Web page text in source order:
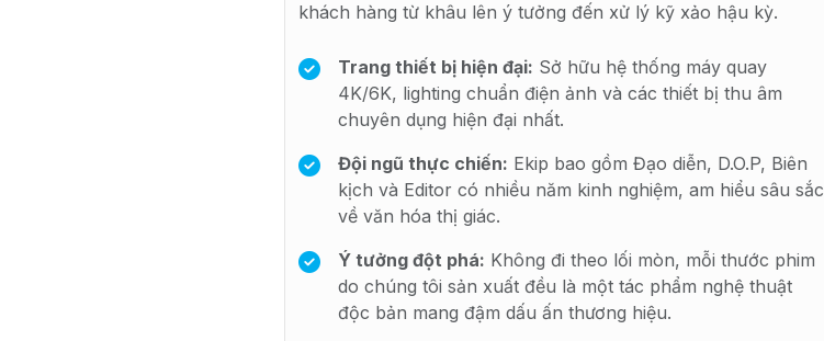
khách hàng từ khâu lên ý tưởng đến xử lý kỹ xảo hậu kỳ.
Trang thiết bị hiện đại: Sở hữu hệ thống máy quay
4K/6K, lighting chuẩn điện ảnh và các thiết bị thu âm
chuyên dụng hiện đại nhất.
Đội ngũ thực chiến: Ekip bao gồm Đạo diễn, D.O.P, Biên
kịch và Editor có nhiều năm kinh nghiệm, am hiểu sâu sắc
về văn hóa thị giác.
Ý tưởng đột phá: Không đi theo lối mòn, mỗi thước phim
do chúng tôi sản xuất đều là một tác phẩm nghệ thuật
độc bản mang đậm dấu ấn thương hiệu.